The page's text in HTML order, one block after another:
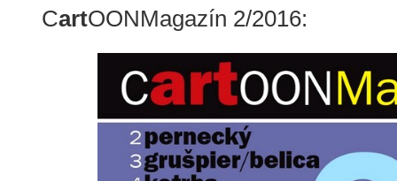
CartOONMagazín 2/2016: